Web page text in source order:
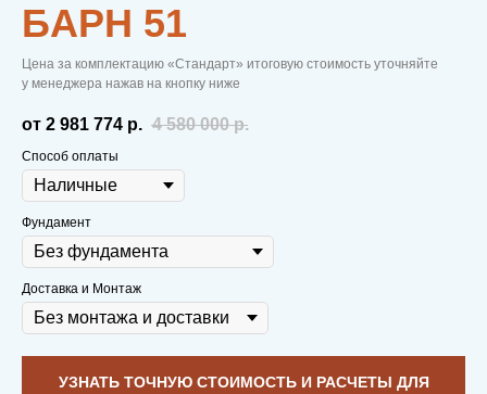
БAРН 51
Цена за комплектацию «Стандарт» итоговую стоимость уточняйте
у менеджера нажав на кнопку ниже
от 2 981 774 р. 4 580 000 р.
Способ оплаты
Фундамент
Доставка и Монтаж
УЗНАТЬ ТОЧНУЮ СТОИМОСТЬ И РАСЧЕТЫ ДЛЯ
С НАМИ ТЕПЛО.
В ОТНОШЕНИЯХ.
И В ДОМЕ.
Вам не нужно копить деньги на первую
выплату.Строительство начинаем
сразу после внесения брони в виде 50
тыс. рублей, чтобы заложить надежный
фундамент еще до постройки дома